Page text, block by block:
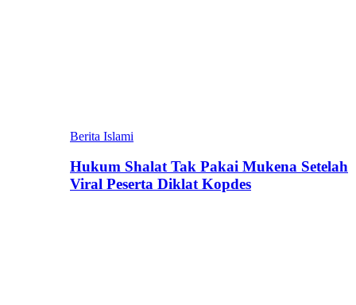
Berita Islami
Hukum Shalat Tak Pakai Mukena Setelah
Viral Peserta Diklat Kopdes